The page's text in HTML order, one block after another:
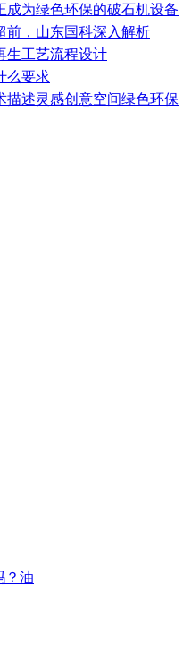
成为绿色环保的破石机设备
前，山东国科深入解析
生工艺流程设计
么要求
描述灵感创意空间绿色环保
？油